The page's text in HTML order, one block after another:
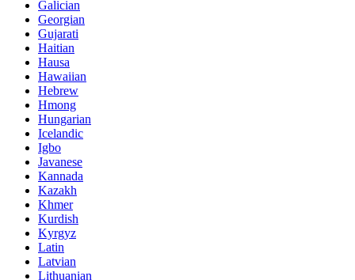
Galician
Georgian
Gujarati
Haitian
Hausa
Hawaiian
Hebrew
Hmong
Hungarian
Icelandic
Igbo
Javanese
Kannada
Kazakh
Khmer
Kurdish
Kyrgyz
Latin
Latvian
Lithuanian